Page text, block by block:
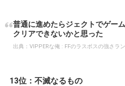
普通に進めたらジェクトでゲー
クリアできないかと思った
出典： VIPPERな俺 : FFのラスボスの強さラ
13位：不滅なるもの